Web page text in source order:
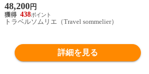
48,200円
438
トラベルソムリエ（Travel sommelier）
詳細を見る